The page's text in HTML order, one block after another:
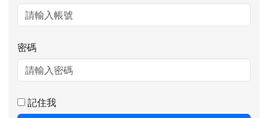
密碼
記住我